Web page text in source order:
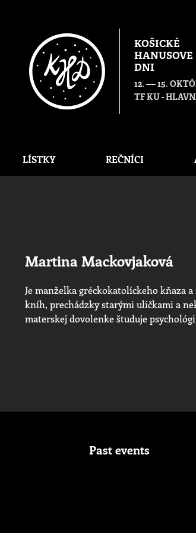
KOŠICKÉ
HANUSOVE
DNI
12. — 15.
TF KU -
LÍSTKY REČNÍCI
Martina Mackovjaková
Je manželka gréckokatolíckeho kňaza
kníh, prechádzky starými uličkami a
materskej dovolenke študuje
Past events